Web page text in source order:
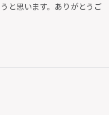
と思います。ありがとうご